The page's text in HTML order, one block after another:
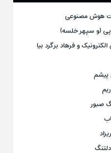
هوش مصنوعی
(و سپهر خلسه)
و فرهاد برگرد بیا
پیشم
صبور